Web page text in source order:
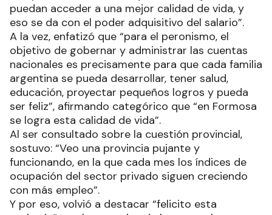
puedan acceder a una mejor calidad de vida, y
eso se da con el poder adquisitivo del salario”.
A la vez, enfatizó que “para el peronismo, el
objetivo de gobernar y administrar las cuentas
nacionales es precisamente para que cada familia
argentina se pueda desarrollar, tener salud,
educación, proyectar pequeños logros y pueda
ser feliz”, afirmando categórico que “en Formosa
se logra esta calidad de vida”.
Al ser consultado sobre la cuestión provincial,
sostuvo: “Veo una provincia pujante y
funcionando, en la que cada mes los índices de
ocupación del sector privado siguen creciendo
con más empleo”.
Y por eso, volvió a destacar “felicito esta